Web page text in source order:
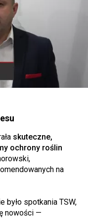
skuteczne,
ochrony roślin
na
było spotkania TSW,
nowości —